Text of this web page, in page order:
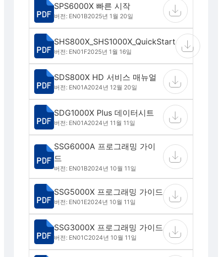
SPS6000X 빠른 시작
버전: EN01B2025년 1월 20일
SHS800X_SHS1000X_QuickStart
버전: EN01F2025년 1월 16일
SDS800X HD 서비스 매뉴얼
버전: EN01A2024년 12월 20일
SDG1000X Plus 데이터시트
버전: EN01A2024년 11월 11일
SSG6000A 프로그래밍 가이
드
버전: EN01B2024년 10월 11일
SSG5000X 프로그래밍 가이드
버전: EN01E2024년 10월 11일
SSG3000X 프로그래밍 가이드
버전: EN01C2024년 10월 11일